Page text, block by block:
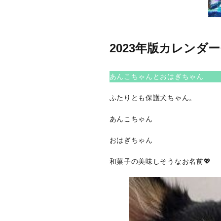
2023年版カレンダ
あんこちゃんとおはぎちゃん
ふたりとも保護犬ちゃん。
あんこちゃん
おはぎちゃん
和菓子の美味しそうなお名前💖